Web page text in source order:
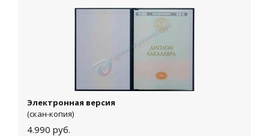
Электронная версия
(скан-копия)
4.990 руб.